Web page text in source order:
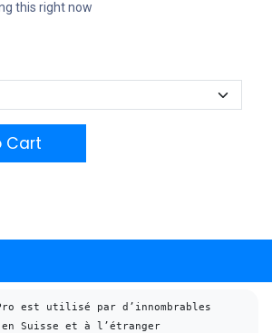
this right now
Cart
Pro est utilisé par d’innombrables
Suisse et à l’étranger